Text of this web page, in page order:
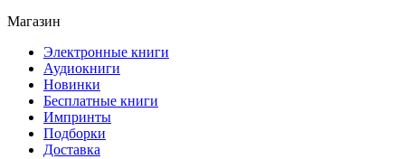
Магазин
Электронные книги
Аудиокниги
Новинки
Бесплатные книги
Импринты
Подборки
Доставка